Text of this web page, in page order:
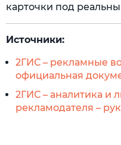
карточки под
Источники:
2ГИС – рекламные
официальная
2ГИС – аналитика и
рекламодателя –